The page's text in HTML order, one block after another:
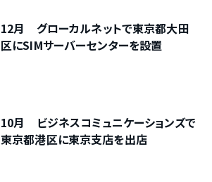
12月 グローカルネットで東京都大田
区にSIMサーバーセンターを設置
10月 ビジネスコミュニケーションズで
東京都港区に東京支店を出店